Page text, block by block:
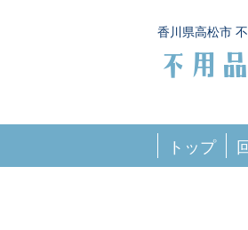
香川県高松市
不用
トップ